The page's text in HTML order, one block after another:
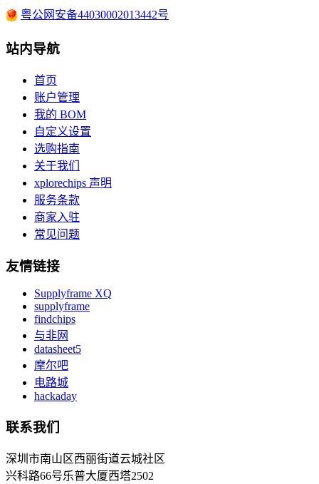
粤公网安备44030002013442号
站内导航
首页
账户管理
我的 BOM
自定义设置
选购指南
关于我们
xplorechips 声明
服务条款
商家入驻
常见问题
友情链接
Supplyframe XQ
supplyframe
findchips
与非网
datasheet5
摩尔吧
电路城
hackaday
联系我们
深圳市南山区西丽街道云城社区
兴科路66号乐普大厦西塔2502